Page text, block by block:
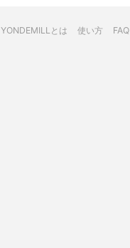
YONDEMILLとは 使い方 FAQ